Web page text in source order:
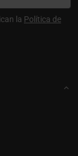
la Política de